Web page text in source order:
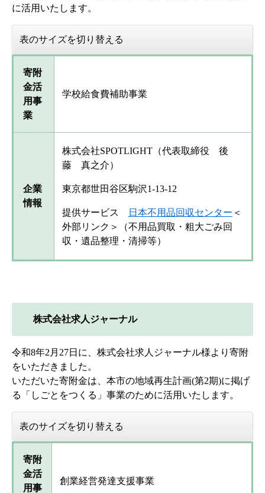
に活用いたします。
表のサイズを切り替える
寄附
金活
用事
業
学校給食費補助事業
企業
情報
株式会社SPOTLIGHT（代表取締役 後
藤 真之介）
東京都世田谷区駒沢1-13-12
提供サービス 日本不用品回収センター ＜
外部リンク＞
（不用品買取・粗大ごみ回
収・遺品整理・清掃等）
株式会社求人ジャーナル
令和8年2月27日に、株式会社求人ジャーナル様より寄附
をいただきました。
いただいた寄附金は、本市の地域再生計画(第2期)に掲げ
る「しごとをつくる」事業のために活用いたします。
表のサイズを切り替える
寄附
金活
用事
創業経営発達支援事業